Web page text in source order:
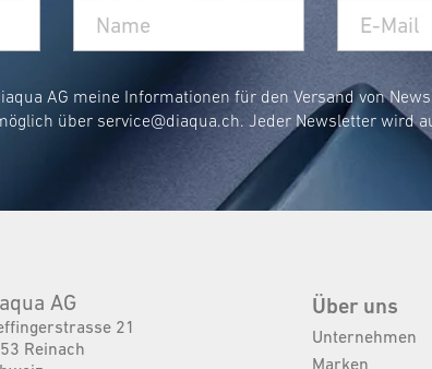
AG meine Informationen für den Versand von
über service@diaqua.ch. Jeder Newsletter wird
AG
21
Reinach
Über uns
Unternehmen
Marken